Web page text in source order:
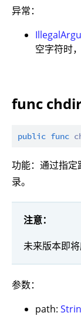
异常：
空字符时
func
public func
功能：通过指定
录。
注意：
未来版本即将
参数：
path: